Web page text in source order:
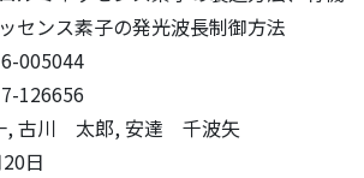
センス素子の発光波長制御方法
005044
126656
, 古川 太郎, 安達 千波矢
日